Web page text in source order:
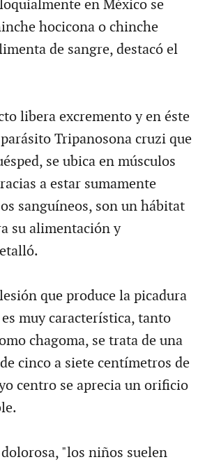
en México se
hocicona o chinche
de sangre, destacó el
libera excremento y en éste
Tripanosona cruzi que
se ubica en músculos
a estar sumamente
sanguíneos, son un hábitat
su alimentación y
que produce la picadura
muy característica, tanto
chagoma, se trata de una
cinco a siete centímetros de
centro se aprecia un orificio
"los niños suelen